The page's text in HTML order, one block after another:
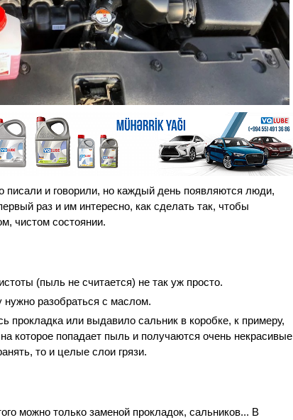
писали и говорили, но каждый день появляются люди,
раз и им интересно, как сделать так, чтобы
чистом состоянии.
(пыль не считается) не так уж просто.
разобраться с маслом.
прокладка или выдавило сальник в коробке, к примеру,
которое попадает пыль и получаются очень некрасивые
то и целые слои грязи.
можно только заменой прокладок, сальников... В